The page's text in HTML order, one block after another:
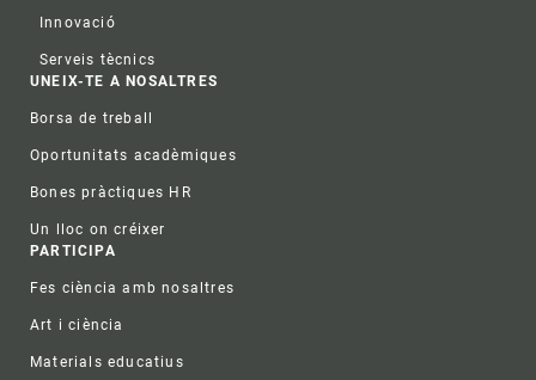
Innovació
Serveis tècnics
UNEIX-TE A NOSALTRES
Borsa de treball
Oportunitats acadèmiques
Bones pràctiques HR
Un lloc on créixer
PARTICIPA
Fes ciència amb nosaltres
Art i ciència
Materials educatius